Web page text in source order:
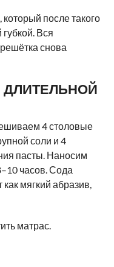
после такого
Вся
снова
4 столовые
соли и 4
пасты. Наносим
часов. Сода
мягкий абразив,
матрас.